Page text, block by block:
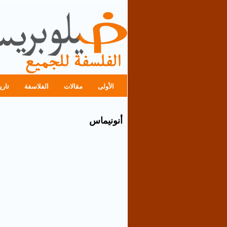
الأولى مقالات الفلاسفة
أنونيماس